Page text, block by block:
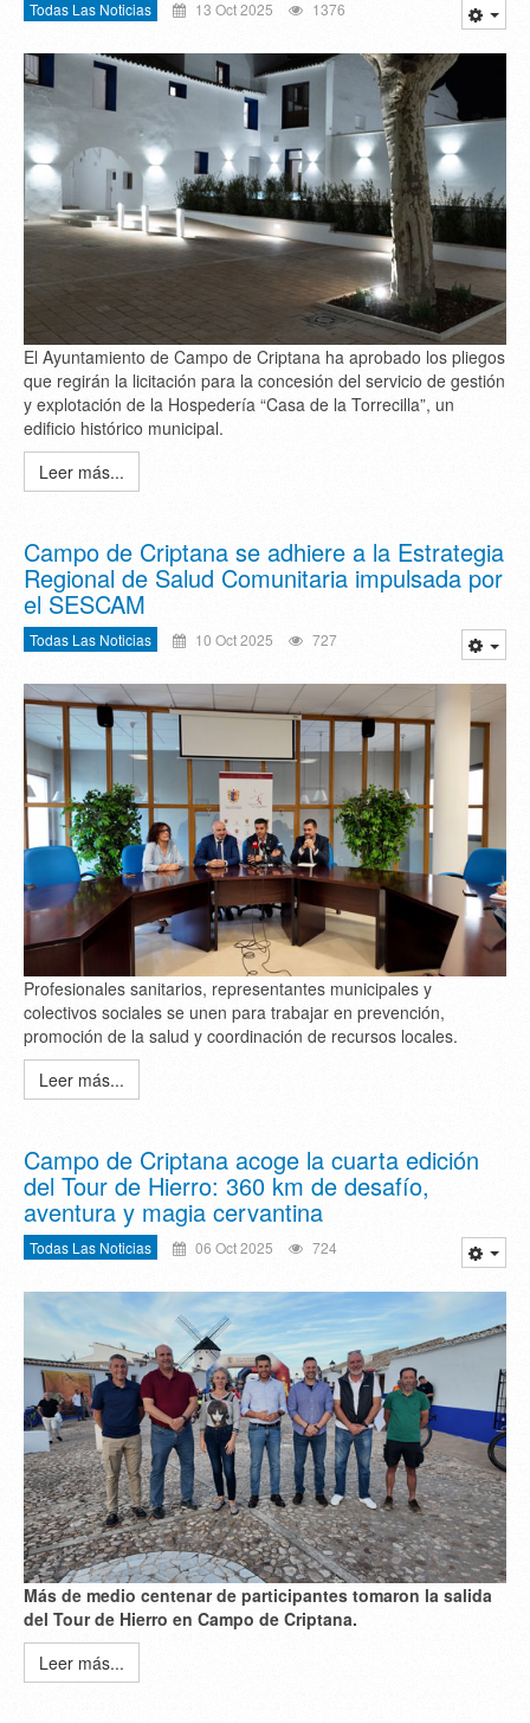
Todas Las Noticias 13 Oct 2025 1376
El Ayuntamiento de Campo de Criptana ha aprobado los pliegos
que regirán la licitación para la concesión del servicio de gestión
y explotación de la Hospedería “Casa de la Torrecilla”, un
edificio histórico municipal.
Leer más...
Campo de Criptana se adhiere a la Estrategia
Regional de Salud Comunitaria impulsada por
el SESCAM
Todas Las Noticias 10 Oct 2025 727
Profesionales sanitarios, representantes municipales y
colectivos sociales se unen para trabajar en prevención,
promoción de la salud y coordinación de recursos locales.
Leer más...
Campo de Criptana acoge la cuarta edición
del Tour de Hierro: 360 km de desafío,
aventura y magia cervantina
Todas Las Noticias 06 Oct 2025 724
Más de medio centenar de participantes tomaron la salida
del Tour de Hierro en Campo de Criptana.
Leer más...